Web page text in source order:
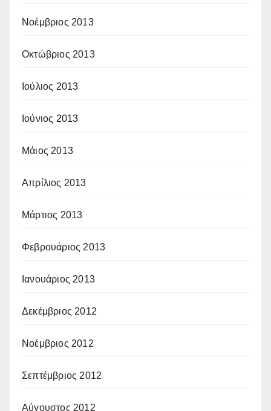
Νοέμβριος 2013
Οκτώβριος 2013
Ιούλιος 2013
Ιούνιος 2013
Μάιος 2013
Απρίλιος 2013
Μάρτιος 2013
Φεβρουάριος 2013
Ιανουάριος 2013
Δεκέμβριος 2012
Νοέμβριος 2012
Σεπτέμβριος 2012
Αύγουστος 2012